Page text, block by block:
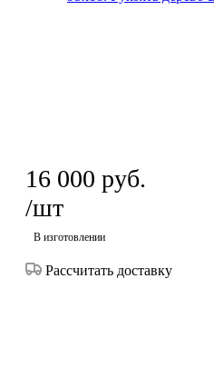
16 000 руб.
/шт
В изготовлении
Рассчитать доставку